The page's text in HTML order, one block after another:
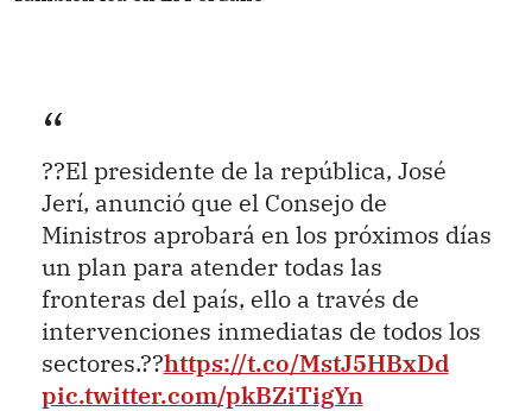
??El presidente de la república, José
Jerí, anunció que el Consejo de
Ministros aprobará en los próximos días
un plan para atender todas las
fronteras del país, ello a través de
intervenciones inmediatas de todos los
sectores.??https://t.co/MstJ5HBxDd
pic.twitter.com/pkBZiTigYn